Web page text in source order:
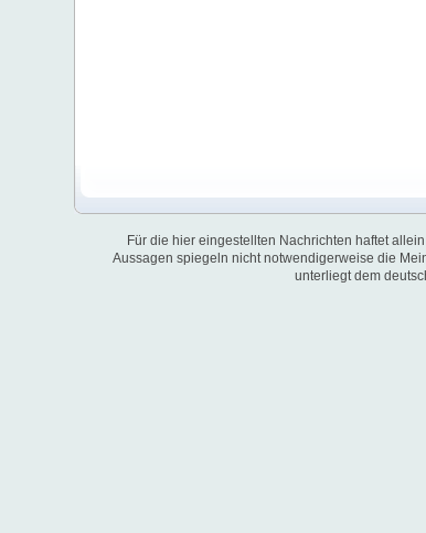
Für die hier eingestellten Nachrichten haftet
Aussagen spiegeln nicht notwendigerweise die
unterliegt dem